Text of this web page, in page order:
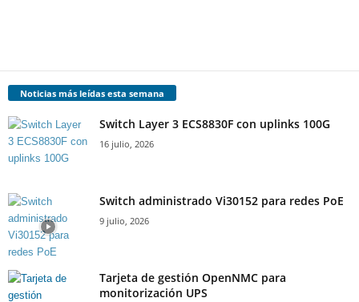
Noticias más leídas esta semana
Switch Layer 3 ECS8830F con uplinks 100G
16 julio, 2026
Switch administrado Vi30152 para redes PoE
9 julio, 2026
Tarjeta de gestión OpenNMC para
monitorización UPS